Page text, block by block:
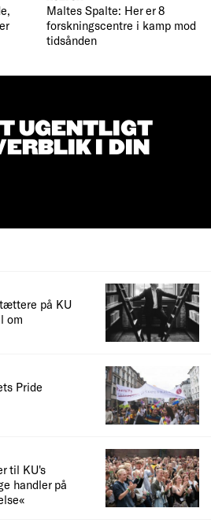
Maltes Spalte: Her er 8
forskningscentre i kamp mod
tidsånden
UGENTLIGT
I DIN
på KU
om
Pride
til KU's
handler på